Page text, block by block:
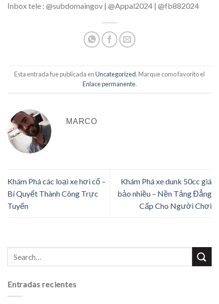
Inbox tele : @subdomaingov | @Appal2024 | @fb882024
Esta entrada fue publicada enUncategorized. Marque como favorito el
Enlace permanente.
MARCO
Khám Phá các loại xe hơi cổ –
Bí Quyết Thành Công Trực
Tuyến
Khám Phá xe dunk 50cc giá
bảo nhiều – Nền Tảng Đẳng
Cấp Cho Người Chơi
Entradas recientes